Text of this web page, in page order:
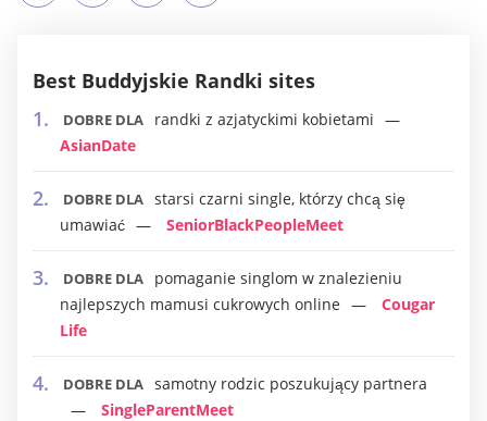
Best Buddyjskie Randki sites
DOBRE DLA
randki z azjatyckimi kobietami
AsianDate
DOBRE DLA starsi czarni single, którzy chcą się
umawiać
SeniorBlackPeopleMeet
DOBRE DLA
pomaganie singlom w znalezieniu
najlepszych mamusi cukrowych online
Cougar
Life
DOBRE DLA samotny rodzic poszukujący partnera
SingleParentMeet